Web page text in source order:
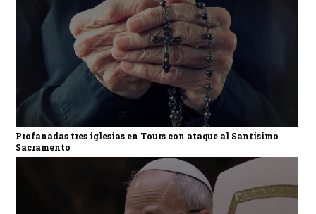
Profanadas tres iglesias en Tours con ataque al Santísimo
Sacramento